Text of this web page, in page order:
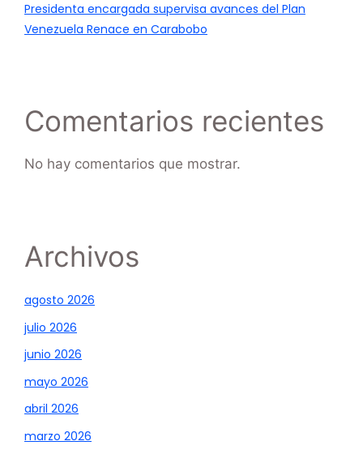
Presidenta encargada supervisa avances del Plan
Venezuela Renace en Carabobo
Comentarios recientes
No hay comentarios que mostrar.
Archivos
agosto 2026
julio 2026
junio 2026
mayo 2026
abril 2026
marzo 2026